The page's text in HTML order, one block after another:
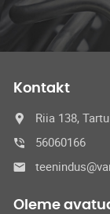
Kontakt
Riia 138, Tartu
56060166
Oleme